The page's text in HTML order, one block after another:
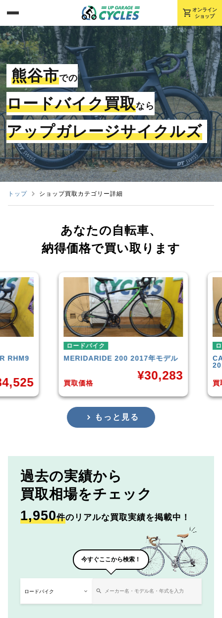
shopping_cart オンライン
ショップ
熊谷市での
ロードバイク買取なら
アップガレージサイクルズ
トップ ショップ買取カテゴリー詳細
あなたの自転車、
納得価格で買い取ります
ロードバイク
MERIDARIDE 200 2017年モデル
買取価格
30,283
ロー
買取
もっと見る
過去の実績から
買取相場をチェック
1,950件のリアルな買取実績を掲載中！
今すぐここから検索！